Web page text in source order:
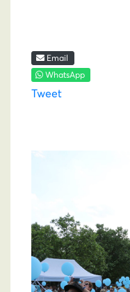
Email
WhatsApp
Tweet